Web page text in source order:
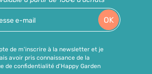
OK
de m'inscrire à la newsletter et je
avoir pris connaissance de la
de confidentialité d'Happy Garden